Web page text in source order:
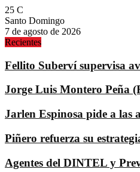
25 C
Santo Domingo
7 de agosto de 2026
Recientes
Fellito Suberví supervisa
Jorge Luis Montero Peña
Jarlen Espinosa pide a las
Piñero refuerza su
Agentes del DINTEL y